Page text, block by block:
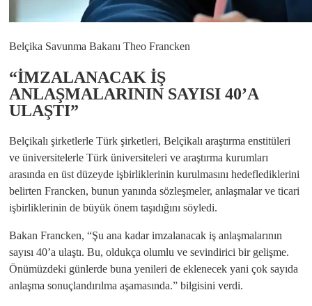
Belçika Savunma Bakanı Theo Francken
“İMZALANACAK İŞ
ANLAŞMALARININ SAYISI 40’A
ULAŞTI”
Belçikalı şirketlerle Türk şirketleri, Belçikalı araştırma enstitüleri
ve üniversitelerle Türk üniversiteleri ve araştırma kurumları
arasında en üst düzeyde işbirliklerinin kurulmasını hedeflediklerini
belirten Francken, bunun yanında sözleşmeler, anlaşmalar ve ticari
işbirliklerinin de büyük önem taşıdığını söyledi.
Bakan Francken, “Şu ana kadar imzalanacak iş anlaşmalarının
sayısı 40’a ulaştı. Bu, oldukça olumlu ve sevindirici bir gelişme.
Önümüzdeki günlerde buna yenileri de eklenecek yani çok sayıda
anlaşma sonuçlandırılma aşamasında.” bilgisini verdi.